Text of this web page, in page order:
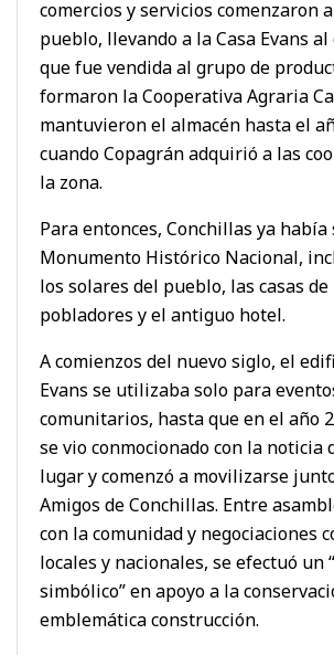
comercios y servicios comenzaron
pueblo, llevando a la Casa Evans
que fue vendida al grupo de
formaron la Cooperativa Agraria
mantuvieron el almacén hasta el
cuando Copagrán adquirió a las
la zona.
Para entonces, Conchillas ya había
Monumento Histórico Nacional,
los solares del pueblo, las casas
pobladores y el antiguo hotel.
A comienzos del nuevo siglo, el
Evans se utilizaba solo para
comunitarios, hasta que en el año
se vio conmocionado con la noticia
lugar y comenzó a movilizarse
Amigos de Conchillas. Entre
con la comunidad y negociaciones
locales y nacionales, se efectuó un
simbólico” en apoyo a la
emblemática construcción.